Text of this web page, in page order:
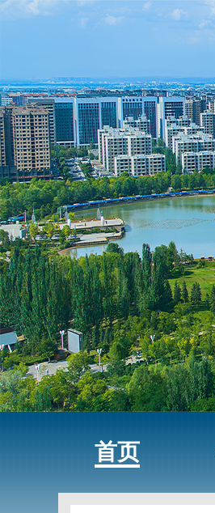
首页